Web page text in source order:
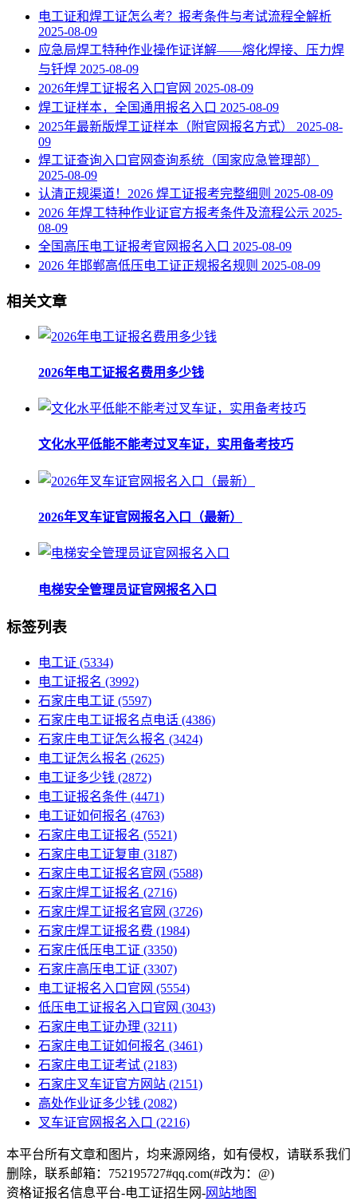
电工证和焊工证怎么考？报考条件与考试流程全解析
2025-08-09
应急局焊工特种作业操作证详解——熔化焊接、压力焊
与钎焊 2025-08-09
2026年焊工证报名入口官网 2025-08-09
焊工证样本，全国通用报名入口 2025-08-09
2025年最新版焊工证样本（附官网报名方式） 2025-08-
09
焊工证查询入口官网查询系统（国家应急管理部）
2025-08-09
认清正规渠道！2026 焊工证报考完整细则 2025-08-09
2026 年焊工特种作业证官方报考条件及流程公示 2025-
08-09
全国高压电工证报考官网报名入口 2025-08-09
2026 年邯郸高低压电工证正规报名规则 2025-08-09
相关文章
2026年电工证报名费用多少钱
文化水平低能不能考过叉车证，实用备考技巧
2026年叉车证官网报名入口（最新）
电梯安全管理员证官网报名入口
标签列表
电工证 (5334)
电工证报名 (3992)
石家庄电工证 (5597)
石家庄电工证报名点电话 (4386)
石家庄电工证怎么报名 (3424)
电工证怎么报名 (2625)
电工证多少钱 (2872)
电工证报名条件 (4471)
电工证如何报名 (4763)
石家庄电工证报名 (5521)
石家庄电工证复审 (3187)
石家庄电工证报名官网 (5588)
石家庄焊工证报名 (2716)
石家庄焊工证报名官网 (3726)
石家庄焊工证报名费 (1984)
石家庄低压电工证 (3350)
石家庄高压电工证 (3307)
电工证报名入口官网 (5554)
低压电工证报名入口官网 (3043)
石家庄电工证办理 (3211)
石家庄电工证如何报名 (3461)
石家庄电工证考试 (2183)
石家庄叉车证官方网站 (2151)
高处作业证多少钱 (2082)
叉车证官网报名入口 (2216)
本平台所有文章和图片，均来源网络，如有侵权，请联系我们
删除，联系邮箱：752195727#qq.com(#改为：@)
资格证报名信息平台-电工证招生网-网站地图